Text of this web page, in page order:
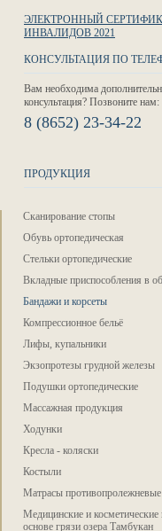
ЭЛЕКТРОННЫЙ
ИНВАЛИДОВ 2021
КОНСУЛЬТАЦИЯ ПО
Вам необходима
консультация? Позвоните нам:
8 (8652) 23-34-22
ПРОДУКЦИЯ
Сканирование стопы
Обувь ортопедическая
Стельки ортопедические
Вкладные приспособления в
Бандажи и корсеты
Компрессионное бельё
Лифы, купальники
Экзопротезы грудной железы
Подушки ортопедические
Массажная продукция
Ходунки
Кресла - коляски
Костыли
Матрасы противопролежневые
Медицинские и косметические
основе грязи озера Тамбукан